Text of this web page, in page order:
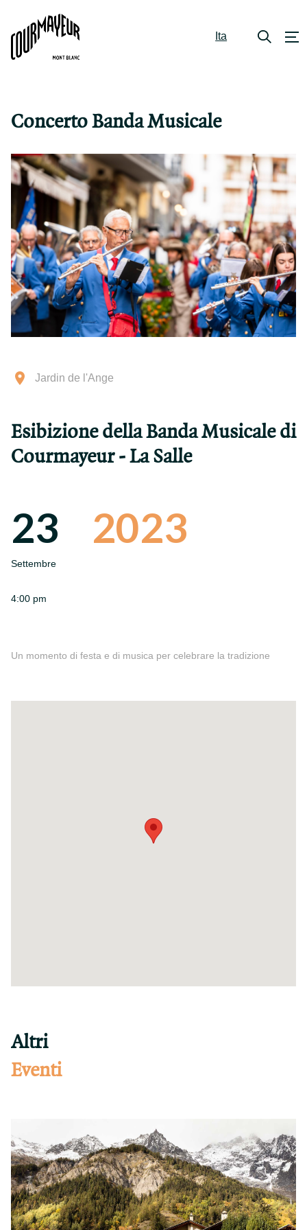
Ita
Concerto Banda Musicale
Jardin de l'Ange
Esibizione della Banda Musicale di
Courmayeur - La Salle
23
Settembre
2023
4:00 pm
Un momento di festa e di musica per celebrare la tradizione
Altri
Eventi